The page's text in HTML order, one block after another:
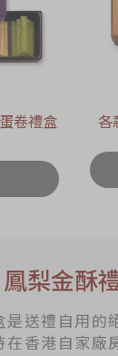
卷禮盒
各
鳳梨金酥
是送禮自用的
在香港自家廠